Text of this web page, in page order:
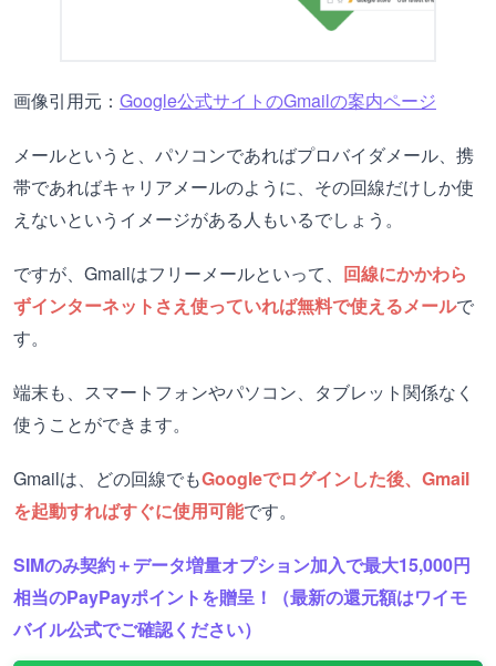
画像引用元： Google公式サイトのGmailの案内ページ
メールというと、パソコンであればプロバイダメール、携
帯であればキャリアメールのように、その回線だけしか使
えないというイメージがある人もいるでしょう。
ですが、Gmailはフリーメールといって、 回線にかかわら
ずインターネットさえ使っていれば無料で使えるメールで
す。
端末も、スマートフォンやパソコン、タブレット関係なく
使うことができます。
Gmailは、どの回線でもGoogleでログインした後、Gmail
を起動すればすぐに使用可能です。
SIMのみ契約＋データ増量オプション加入で最大15,000円
相当のPayPayポイントを贈呈！（最新の還元額はワイモ
バイル公式でご確認ください）